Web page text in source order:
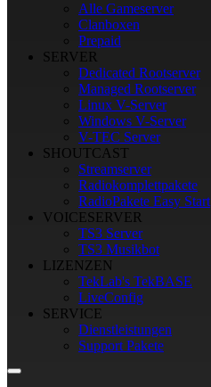
Alle Gameserver
Clanboxen
Prepaid
SERVER
Dedicated Rootserver
Managed Rootserver
Linux V-Server
Windows V-Server
V-TEC Server
SHOUTCAST
Streamserver
Radiokomplettpakete
RadioPakete Easy Start
VOICESERVER
TS3 Server
TS3 Musikbot
LIZENZEN
TekLab's TekBASE
LiveConfig
SERVICE
Dienstleistungen
Support Pakete